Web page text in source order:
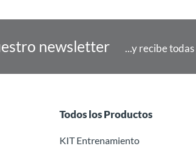
newsletter ...y recibe todas
Todos los Productos
KIT Entrenamiento